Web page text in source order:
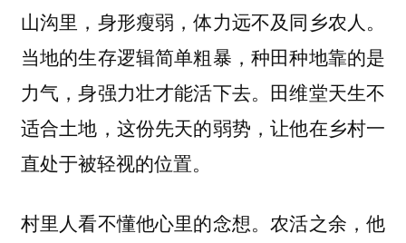
山沟里，身形瘦弱，体力远不及同乡农人。
当地的生存逻辑简单粗暴，种田种地靠的是
力气，身强力壮才能活下去。田维堂天生不
适合土地，这份先天的弱势，让他在乡村一
直处于被轻视的位置。
村里人看不懂他心里的念想。农活之余，他